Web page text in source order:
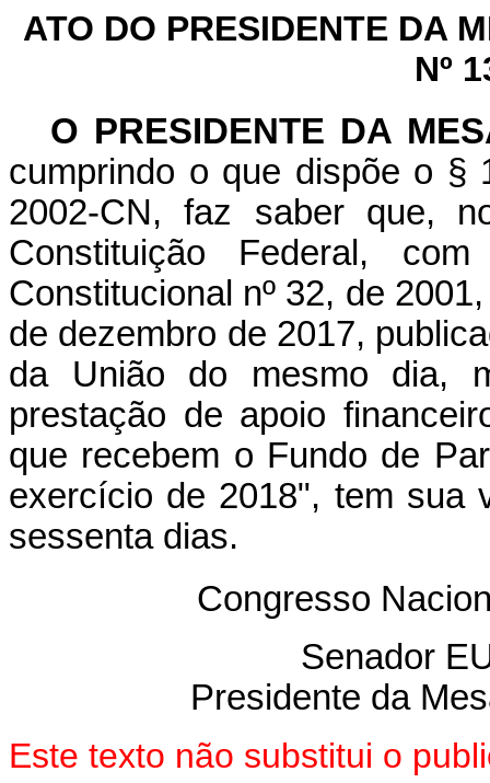
ATO DO PRESIDENTE DA
Nº
O PRESIDENTE DA
cumprindo o que dispõe o §
2002-CN, faz saber que,
Constituição Federal,
Constitucional nº 32, de
de dezembro de 2017,
da União do mesmo dia,
prestação de apoio
que recebem o Fundo de
exercício de 2018", tem sua
sessenta dias.
Congresso
Senador
Presidente da
Este texto não substitui o